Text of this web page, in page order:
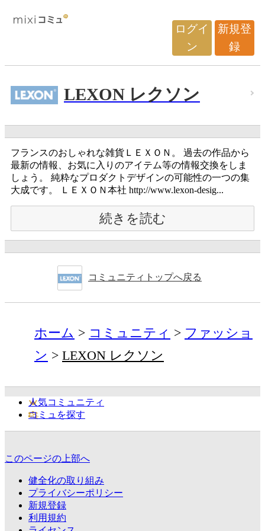
ログイ
ン
新規登
録
LEXON レクソン
フランスのおしゃれな雑貨ＬＥＸＯＮ。 過去の作品から
最新の情報、お気に入りのアイテム等の情報交換をしま
しょう。 純粋なプロダクトデザインの可能性の一つの集
大成です。 ＬＥＸＯＮ本社 http://www.lexon-desig...
続きを読む
コミュニティトップへ戻る
ホーム コミュニティ
ファッショ
ン
LEXON レクソン
人気コミュニティ
コミュを探す
このページの上部へ
健全化の取り組み
プライバシーポリシー
新規登録
利用規約